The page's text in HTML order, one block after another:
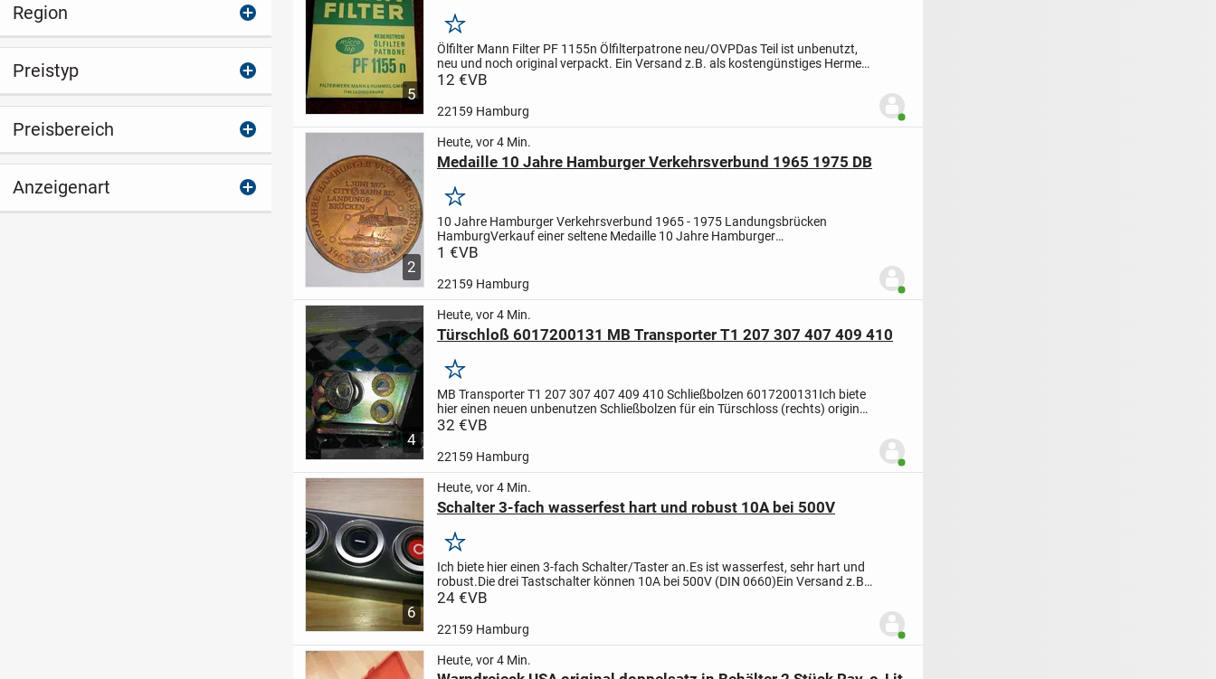
5
Merken
Ölfilter Mann Filter PF 1155n Ölfilterpatrone neu/OVPDas Teil ist unbenutzt,
neu und noch original verpackt. Ein Versand z.B. als kostengünstiges Hermes-
Päckchen/Paket (versichert) ist auch...
12 €VB
22159 Hamburg Benutzer ist online
2
Heute, vor 4 Min.
Medaille 10 Jahre Hamburger Verkehrsverbund 1965 1975 DB
Merken
10 Jahre Hamburger Verkehrsverbund 1965 - 1975 Landungsbrücken
HamburgVerkauf einer seltene Medaille 10 Jahre Hamburger
Verkehrsverbund, Rückseite Freie und Hansestadt Hamburg
1 €VB
22159 Hamburg Benutzer ist online
4
Heute, vor 4 Min.
Türschloß 6017200131 MB Transporter T1 207 307 407 409 410
Merken
MB Transporter T1 207 307 407 409 410 Schließbolzen 6017200131 Ich biete
hier einen neuen unbenutzen Schließbolzen für ein Türschloss (rechts) original
von Mercedes an.
32 €VB
22159 Hamburg Benutzer ist online
6
Heute, vor 4 Min.
Schalter 3-fach wasserfest hart und robust 10A bei 500V
Merken
Ich biete hier einen 3-fach Schalter/Taster an.Es ist wasserfest, sehr hart und
robust.Die drei Tastschalter können 10A bei 500V (DIN 0660)Ein Versand z.B.
als kostengünstiges Hermes-Päckchen...
24 €VB
22159 Hamburg Benutzer ist online
Heute, vor 4 Min.
Region
Preistyp
Preisbereich
Anzeigenart